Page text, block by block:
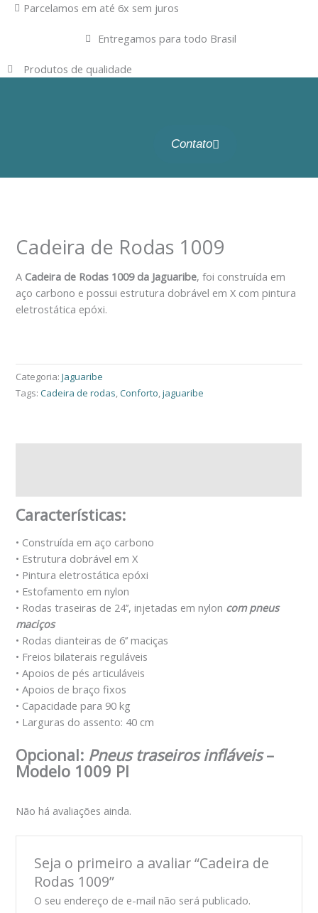
Parcelamos em até 6x sem juros
Entregamos para todo Brasil
Produtos de qualidade
Contato
Cadeira de Rodas 1009
A Cadeira de Rodas 1009 da Jaguaribe, foi construída em
aço carbono e possui estrutura dobrável em X com pintura
eletrostática epóxi.
Categoria:Jaguaribe
Tags:Cadeira de rodas,Conforto,jaguaribe
Características:
• Construída em aço carbono
• Estrutura dobrável em X
• Pintura eletrostática epóxi
• Estofamento em nylon
• Rodas traseiras de 24’’, injetadas em nylon com pneus
maciços
• Rodas dianteiras de 6’’ maciças
• Freios bilaterais reguláveis
• Apoios de pés articuláveis
• Apoios de braço fixos
• Capacidade para 90 kg
• Larguras do assento: 40 cm
Opcional: Pneus traseiros infláveis–
Modelo 1009 PI
Não há avaliações ainda.
Seja o primeiro a avaliar “Cadeira de
Rodas 1009”
O seu endereço de e-mail não será publicado.